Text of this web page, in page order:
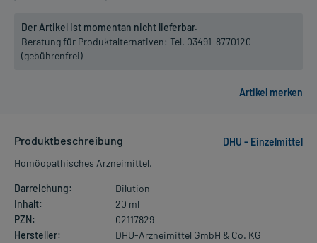
Der Artikel ist momentan nicht lieferbar.
Beratung für Produktalternativen: Tel. 03491-8770120
(gebührenfrei)
Produktbeschreibung
DHU - Einzelmittel
Homöopathisches Arzneimittel.
Darreichung:
Dilution
Inhalt:
20 ml
PZN:
02117829
Hersteller:
DHU-Arzneimittel GmbH & Co. KG